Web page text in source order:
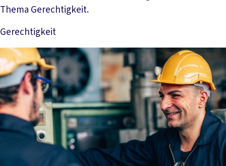
Thema Gerechtigkeit.
Gerechtigkeit
Mehr lesen